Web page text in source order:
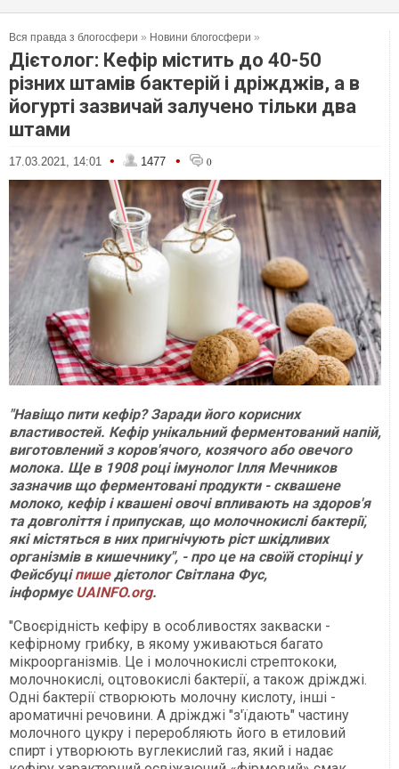
Вся правда з блогосфери » Новини блогосфери »
Дієтолог: Кефір містить до 40-50
різних штамів бактерій і дріжджів, а в
йогурті зазвичай залучено тільки два
штами
17.03.2021, 14:01 • 1477 • 0
"Навіщо пити кефір? Заради його корисних
властивостей. Кефір унікальний ферментований напій,
виготовлений з коров'ячого, козячого або овечого
молока. Ще в 1908 році імунолог Ілля Мечников
зазначив що ферментовані продукти - сквашене
молоко, кефір і квашені овочі впливають на здоров'я
та довголіття і припускав, що молочнокислі бактерії,
які містяться в них пригнічують ріст шкідливих
організмів в кишечнику", - про це на своїй сторінці у
Фейсбуціпишедієтолог Світлана Фус,
інформуєUAINFO.org.
"Своєрідність кефіру в особливостях закваски -
кефірному грибку, в якому уживаються багато
мікроорганізмів. Це і молочнокислі стрептококи,
молочнокислі, оцтовокислі бактерії, а також дріжджі.
Одні бактерії створюють молочну кислоту, інші -
ароматичні речовини. А дріжджі "з'їдають" частину
молочного цукру і переробляють його в етиловий
спирт і утворюють вуглекислий газ, який і надає